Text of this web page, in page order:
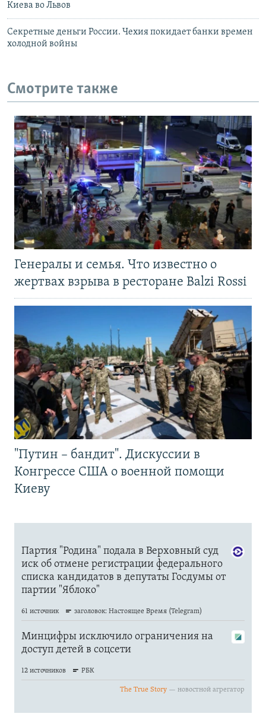
Киева во Львов
Секретные деньги России. Чехия покидает банки времен
холодной войны
Смотрите также
Генералы и семья. Что известно о
жертвах взрыва в ресторане Balzi Rossi
"Путин – бандит". Дискуссии в
Конгрессе США о военной помощи
Киеву